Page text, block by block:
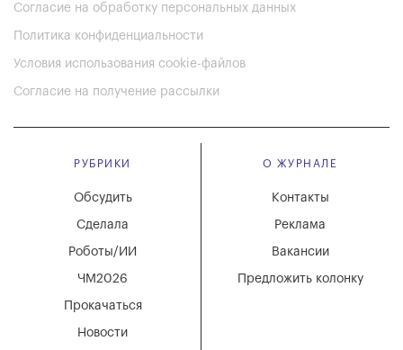
Согласие на обработку персональных данных
Политика конфиденциальности
Условия использования cookie-файлов
Согласие на получение рассылки
РУБРИКИ
Новости
Обсудить
Сделала
Роботы/ИИ
ЧМ2026
Прокачаться
О ЖУРНАЛЕ
Вакансии
Реклама
Контакты
Предложить колонку